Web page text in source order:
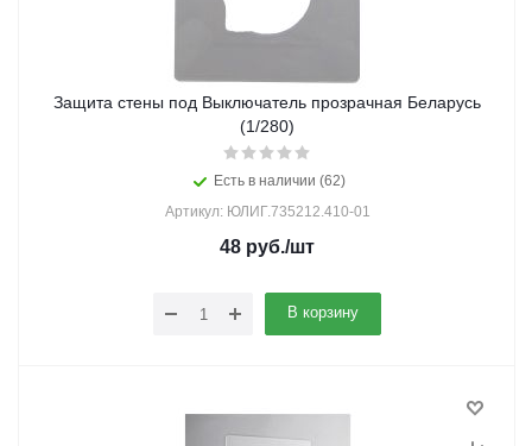
Защита стены под Выключатель прозрачная Беларусь
(1/280)
Есть в наличии (62)
Артикул: ЮЛИГ.735212.410-01
48 руб./шт
В корзину